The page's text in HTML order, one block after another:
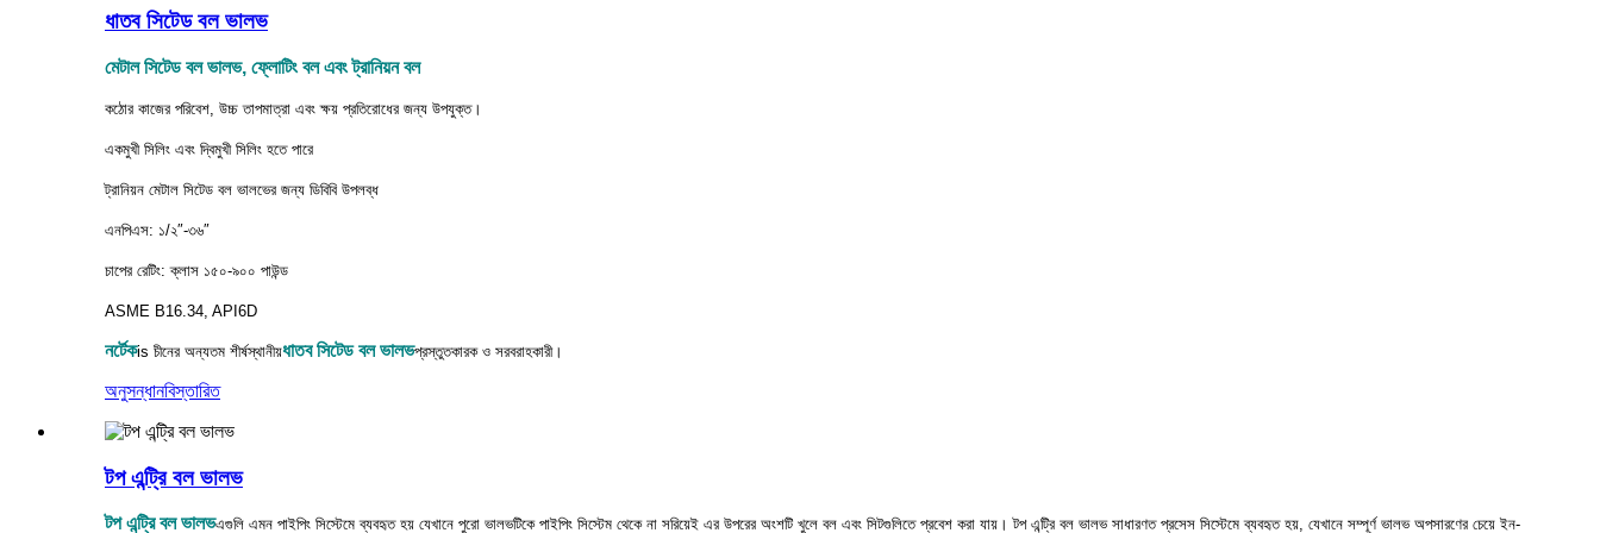
ধাতব সিটেড বল ভালভ
মেটাল সিটেড বল ভালভ, ফ্লোটিং বল এবং ট্রানিয়ন বল
কঠোর কাজের পরিবেশ, উচ্চ তাপমাত্রা এবং ক্ষয় প্রতিরোধের জন্য উপযুক্ত।
একমুখী সিলিং এবং দ্বিমুখী সিলিং হতে পারে
ট্রানিয়ন মেটাল সিটেড বল ভালভের জন্য ডিবিবি উপলব্ধ
এনপিএস: ১/২″-৩৬″
চাপের রেটিং: ক্লাস ১৫০-৯০০ পাউন্ড
ASME B16.34, API6D
নর্টেকis চীনের অন্যতম শীর্ষস্থানীয়ধাতব সিটেড বল ভালভপ্রস্তুতকারক ও সরবরাহকারী।
অনুসন্ধানবিস্তারিত
টপ এন্ট্রি বল ভালভ
টপ এন্ট্রি বল ভালভএগুলি এমন পাইপিং সিস্টেমে ব্যবহৃত হয় যেখানে পুরো ভালভটিকে পাইপিং সিস্টেম থেকে না সরিয়েই এর উপরের অংশটি খুলে বল এবং সিটগুলিতে প্রবেশ করা যায়। টপ এন্ট্রি বল ভালভ সাধারণত প্রসেস সিস্টেমে ব্যবহৃত হয়, যেখানে সম্পূর্ণ ভালভ অপসারণের চেয়ে ইন-